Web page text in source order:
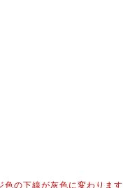
色の下線が灰色に変わります